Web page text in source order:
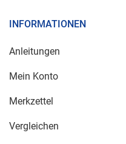
INFORMATIONEN
Anleitungen
Mein Konto
Merkzettel
Vergleichen